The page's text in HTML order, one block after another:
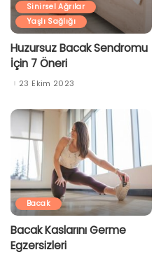
Sinirsel Ağrılar
Yaşlı Sağlığı
Huzursuz Bacak Sendromu
İçin 7 Öneri
23 Ekim 2023
Bacak
Bacak Kaslarını Germe
Egzersizleri